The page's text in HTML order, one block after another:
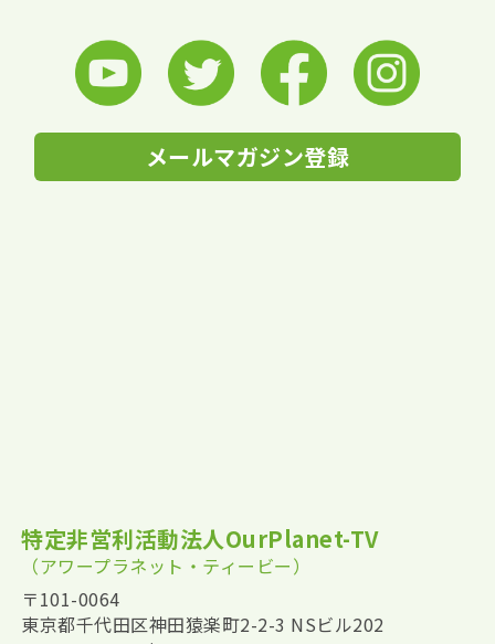
メールマガジン登録
特定非営利活動法人OurPlanet-TV
（アワープラネット・ティービー）
〒101-0064
東京都千代田区神田猿楽町2-2-3 NSビル202